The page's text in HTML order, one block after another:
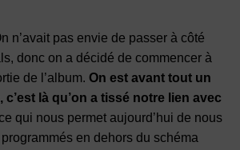
n’avait pas envie de passer à côté
donc on a décidé de commencer à
de l’album. On est avant tout un
là qu’on a tissé notre lien avec
qui nous permet aujourd’hui de nous
en dehors du schéma